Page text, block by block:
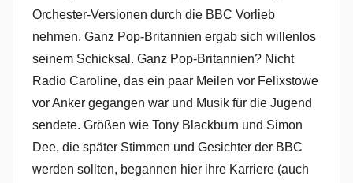
Orchester-Versionen durch die BBC Vorlieb
nehmen. Ganz Pop-Britannien ergab sich willenlos
seinem Schicksal. Ganz Pop-Britannien? Nicht
Radio Caroline, das ein paar Meilen vor Felixstowe
vor Anker gegangen war und Musik für die Jugend
sendete. Größen wie Tony Blackburn und Simon
Dee, die später Stimmen und Gesichter der BBC
werden sollten, begannen hier ihre Karriere (auch